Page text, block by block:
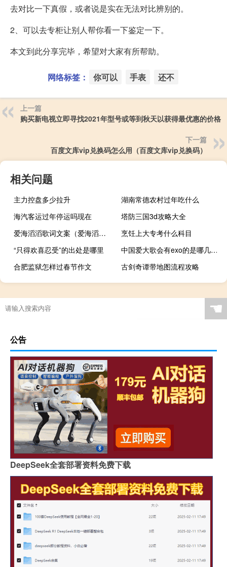
去对比一下真假，或者说是实在无法对比辨别的。
2、可以去专柜让别人帮你看一下鉴定一下。
本文到此分享完毕，希望对大家有所帮助。
网络标签： 你可以 手表 还不
上一篇
购买新电视立即寻找2021年型号或等到秋天以获得最优惠的价格
下一篇
百度文库vip兑换码怎么用（百度文库vip兑换码）
相关问题
主力控盘多少拉升
湖南常德农村过年吃什么
海汽客运过年停运吗现在
塔防三国3d攻略大全
爱海滔滔歌词文案（爱海滔滔歌词）
烹饪上大专考什么科目
“只得欢喜忍受”的出处是哪里
中国爱大歌会有exo的是哪几期 exom中国爱大歌会
合肥监狱怎样过春节作文
古剑奇谭带地图流程攻略
☚
公告
DeepSeek全套部署资料免费下载